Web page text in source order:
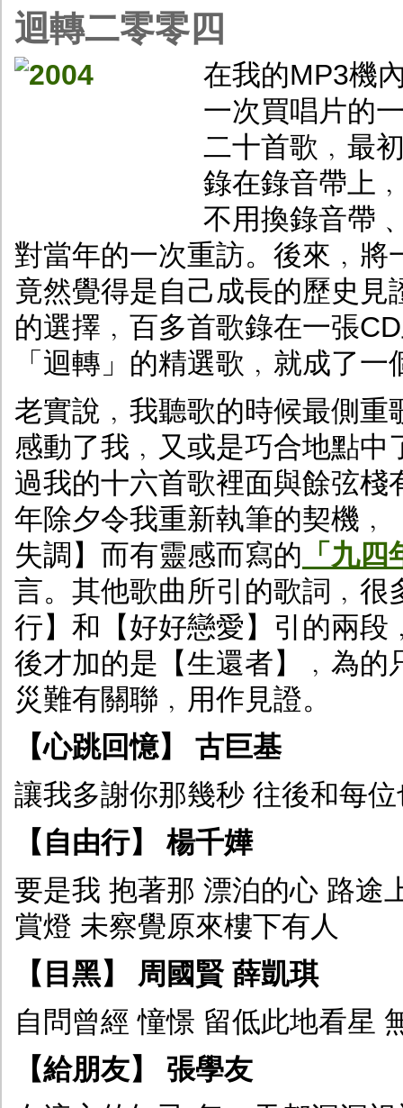
迴轉二零零四
在我的MP3機
一次買唱片的
二十首歌﹐最
錄在錄音帶上
不用換錄音帶
對當年的一次重訪。後來﹐
竟然覺得是自己成長的歷史
的選擇﹐百多首歌錄在一張
「迴轉」的精選歌﹐就成了
老實說﹐我聽歌的時候最側
感動了我﹐又或是巧合地點
過我的十六首歌裡面與餘弦
年除夕令我重新執筆的契機﹐
失調】而有靈感而寫的 「九
言。其他歌曲所引的歌詞﹐
行】和【好好戀愛】引的兩
後才加的是【生還者】﹐為
災難有關聯﹐用作見證。
【心跳回憶】 古巨基
讓我多謝你那幾秒 往後和每
【自由行】 楊千嬅
要是我 抱著那 漂泊的心 路途
賞燈 未察覺原來樓下有人
【目黑】 周國賢 薛凱琪
自問曾經 憧憬 留低此地看星
【給朋友】 張學友